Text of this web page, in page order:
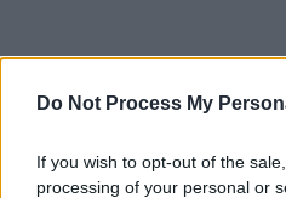
Do Not Process My
If you wish to opt-out of the
processing of your personal or